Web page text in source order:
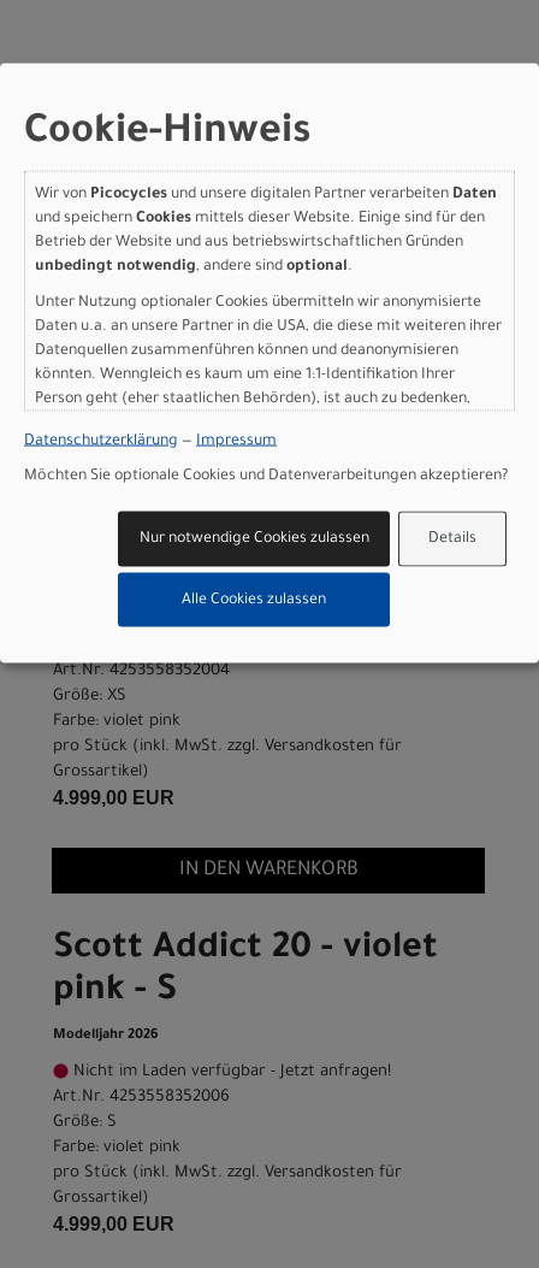
pink - L
Modelljahr 2026
Lieferbar in ca. 5-8 Werktagen
Art.Nr. 4253558352010
Größe: L
Farbe: violet pink
pro Stück (inkl. MwSt. zzgl.Versandkosten für
Grossartikel )
4.999,00 EUR
IN DEN WARENKORB
Scott Addict 20 - violet
pink - XS
Art.Nr. 4253558352004
Größe: XS
Farbe: violet pink
pro Stück (inkl. MwSt. zzgl. Versandkosten für
Grossartikel)
4.999,00 EUR
IN DEN WARENKORB
Scott Addict 20 - violet
pink - S
Modelljahr 2026
Nicht im Laden verfügbar - Jetzt anfragen!
Art.Nr. 4253558352006
Größe: S
Farbe: violet pink
pro Stück (inkl. MwSt. zzgl. Versandkosten für
Grossartikel)
4.999,00 EUR
Cookie-Hinweis
Wir von Picocycles und unsere digitalen Partner verarbeiten Daten
und speichern Cookies mittels dieser Website. Einige sind für den
Betrieb der Website und aus betriebswirtschaftlichen Gründen
unbedingt notwendig, andere sind optional.
Unter Nutzung optionaler Cookies übermitteln wir anonymisierte
Daten u.a. an unsere Partner in die USA, die diese mit weiteren ihrer
Datenquellen zusammenführen können und deanonymisieren
könnten. Wenngleich es kaum um eine 1:1-Identifikation Ihrer
Person geht (eher staatlichen Behörden), ist auch zu bedenken,
sind wie bei uns in der Europäischen Union.
Datenschutzerklärung — Impressum
Möchten Sie optionale Cookies und Datenverarbeitungen akzeptieren?
Details
Nur notwendige Cookies zulassen
Alle Cookies zulassen